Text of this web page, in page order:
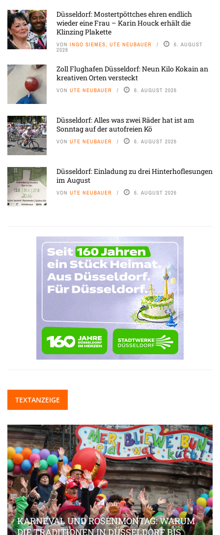
Düsseldorf: Mostertpöttches ehren endlich
wieder eine Frau – Karin Houck erhält die
Klinzing Plakette
VON INGO SIEMES, UTE NEUBAUER 6. AUGUST
2026
Zoll Flughafen Düsseldorf: Neun Kilo Kokain an
kreativen Orten versteckt
VON UTE NEUBAUER 6. AUGUST 2026
Düsseldorf: Alles was zwei Räder hat ist am
Sonntag auf der autofreien Kö
VON UTE NEUBAUER 6. AUGUST 2026
Düsseldorf: Einladung zu drei Hinterhoflesungen
im August
VON UTE NEUBAUER 6. AUGUST 2026
TEXTANZEIGE
KARNEVAL UND ROSENMONTAG: WARUM
DIE TRADITIONEN IN DÜSSELDORF BIS